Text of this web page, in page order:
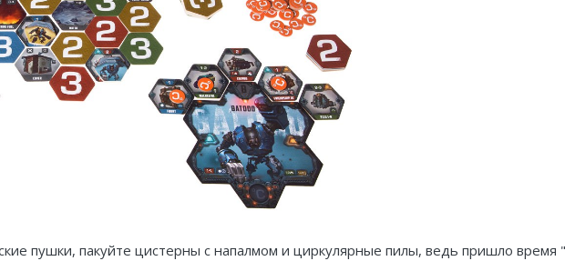
пушки, пакуйте цистерны с напалмом и циркулярные пилы, ведь пришло